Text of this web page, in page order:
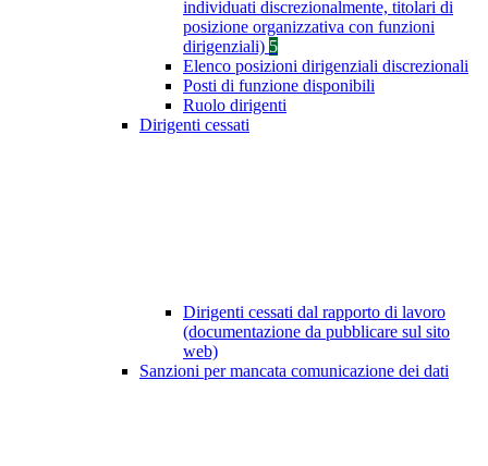
individuati discrezionalmente, titolari di
posizione organizzativa con funzioni
dirigenziali) 5
Elenco posizioni dirigenziali discrezionali
Posti di funzione disponibili
Ruolo dirigenti
Dirigenti cessati
Dirigenti cessati dal rapporto di lavoro
(documentazione da pubblicare sul sito
web)
Sanzioni per mancata comunicazione dei dati